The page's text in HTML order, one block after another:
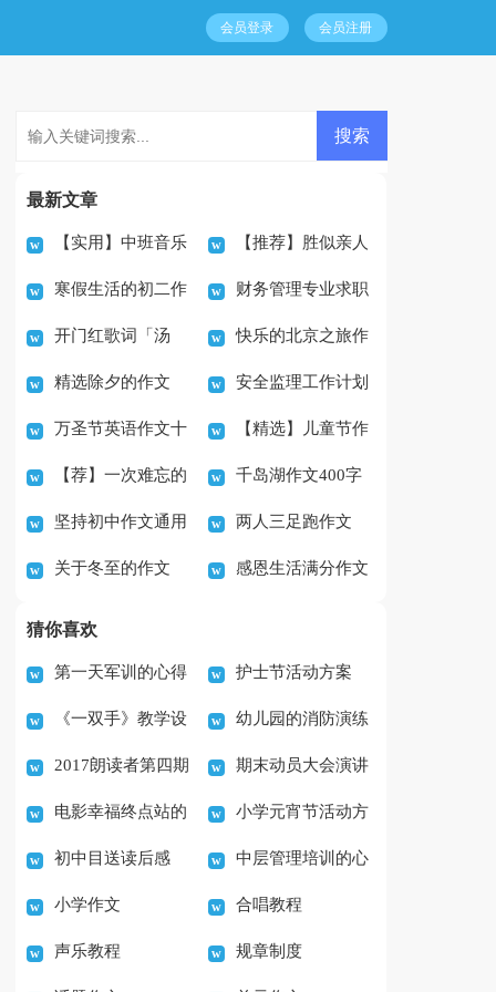
会员登录 会员注册
最新文章
【实用】中班音乐
教案范文10篇
【推荐】胜似亲人
作文300字四篇
寒假生活的初二作
文
财务管理专业求职
信集锦十篇
开门红歌词「汤
灿」
快乐的北京之旅作
文3篇
精选除夕的作文
300字锦集五篇
安全监理工作计划
万圣节英语作文十
篇
【精选】儿童节作
文400字四篇
【荐】一次难忘的
旅游作文
千岛湖作文400字
（通用25篇）
坚持初中作文通用
15篇
两人三足跑作文
（精选64篇）
关于冬至的作文 感恩生活满分作文
猜你喜欢
第一天军训的心得
体会范文实用7篇
护士节活动方案
《一双手》教学设
计
幼儿园的消防演练
活动总结
2017朗读者第四期
观后感作文（3篇）
期末动员大会演讲
稿
电影幸福终点站的
观后感范文(5篇)
小学元宵节活动方
案
初中目送读后感
500字
中层管理培训的心
得体会范文（精选7
篇）
小学作文 合唱教程
声乐教程 规章制度